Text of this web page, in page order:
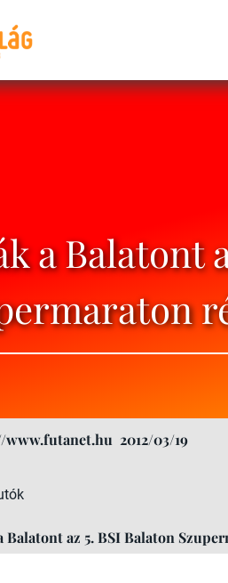
a Balatont
2012/03/19
az 5. BSI Balaton